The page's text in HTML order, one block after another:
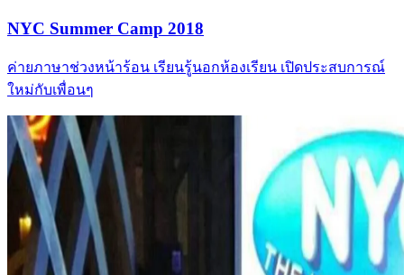
NYC Summer Camp 2018
ค่ายภาษาช่วงหน้าร้อน เรียนรู้นอกห้องเรียน เปิดประสบการณ์
ใหม่กับเพื่อนๆ